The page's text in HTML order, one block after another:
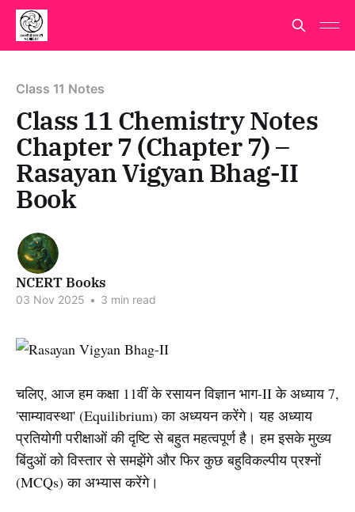
Class 11 Notes
Class 11 Chemistry Notes
Chapter 7 (Chapter 7) –
Rasayan Vigyan Bhag-II
Book
NCERT Books
03 Nov 2025 • 3 min read
चलिए, आज हम कक्षा 11वीं के रसायन विज्ञान भाग-II के अध्याय 7,
'साम्यावस्था' (Equilibrium) का अध्ययन करेंगे। यह अध्याय
प्रतियोगी परीक्षाओं की दृष्टि से बहुत महत्वपूर्ण है। हम इसके मुख्य
बिंदुओं को विस्तार से समझेंगे और फिर कुछ बहुविकल्पीय प्रश्नों
(MCQs) का अभ्यास करेंगे।